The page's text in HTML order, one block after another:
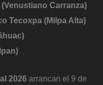
Carranza)
Tecoxpa (Milpa Alta)
2026 arrancan el 9 de